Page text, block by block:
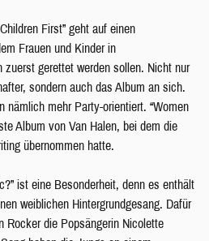
First” geht auf einen
Frauen und Kinder in
zuerst gerettet werden sollen. Nicht nur
sondern auch das Album an sich.
nämlich mehr Party-orientiert. “Women
Album von Van Halen, bei dem die
übernommen hatte.
ist eine Besonderheit, denn es enthält
weiblichen Hintergrundgesang. Dafür
Rocker die Popsängerin Nicolette